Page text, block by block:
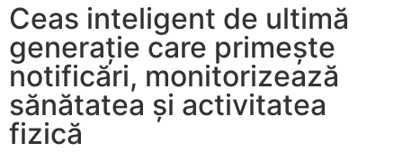
Ceas inteligent de ultimă
generație care primește
notificări, monitorizează
sănătatea și activitatea
fizică